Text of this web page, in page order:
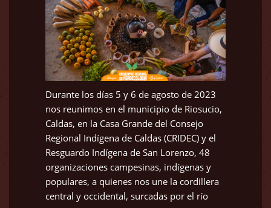
Durante los días 5 y 6 de agosto de 2023
nos reunimos en el municipio de Riosucio,
Caldas, en la Casa Grande del Consejo
Regional Indígena de Caldas (CRIDEC) y el
Resguardo Indígena de San Lorenzo, 48
organizaciones campesinas, indígenas y
populares, a quienes nos une la cordillera
central y occidental, surcadas por el río